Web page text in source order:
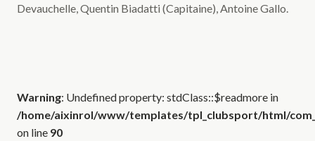
Devauchelle, Quentin Biadatti (Capitaine), Antoine Gallo.
Warning: Undefined property: stdClass::$readmore in
/home/aixinrol/www/templates/tpl_clubsport/html/
on line 90